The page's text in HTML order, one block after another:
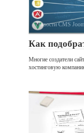
Новости CMS
Как
Многие создатели
хостинговую